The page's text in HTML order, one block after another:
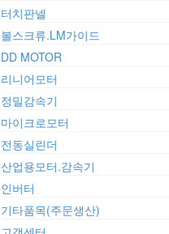
터치판넬
볼스크류.LM가이드
DD MOTOR
리니어모터
정밀감속기
마이크로모터
전동실린더
산업용모터.감속기
인버터
기타품목(주문생산)